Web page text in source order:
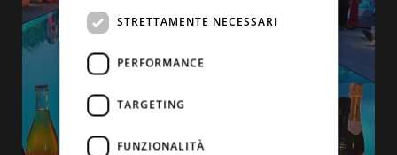
STRETTAMENTE NECESSARI
PERFORMANCE
TARGETING
FUNZIONALITÀ